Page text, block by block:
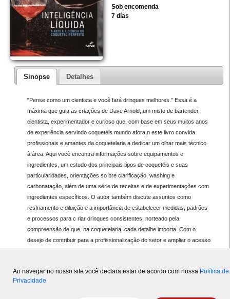
Sob encomenda
7 dias
Sinopse Detalhes
"Pense como um cientista e você fará drinques melhores.” Essa é a
máxima que guia as criações de Dave Arnold, um misto de bartender,
cientista, experimentador e curioso que, com base em seus muitos anos
de experiência servindo coquetéis mundo afora,n este livro convida
profissionais e amantes da coquetelaria a dedicar um olhar mais técnico
à área. Aqui você encontra informações sobre equipamentos e
ingredientes, um estudo dos principais tipos de coquetéis e suas
particularidades, orientações so bre clarificação, washing e
carbonatação, além de uma série de receitas e de experimentações com
ingredientes específicos. O autor também discute assuntos como
resfriamento e diluição e a importância de estabelecer medidas, padrões
e processos para c riar drinques consistentes, norteado pela
compreensão de que, na coquetelaria, cada detalhe importa. Com o
desejo de contribuir para a profissionalização do setor e ampliar o acesso
mundo fascinante da coquetelaria.
Ao navegar no nosso site você declara estar de acordo com nossa Política de
Privacidade